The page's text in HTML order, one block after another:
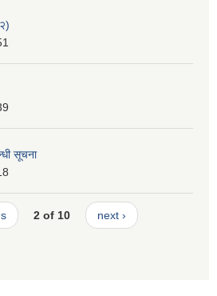
सूचना
2 of 10 next ›